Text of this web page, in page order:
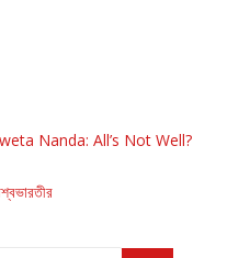
Nanda: All’s Not Well?